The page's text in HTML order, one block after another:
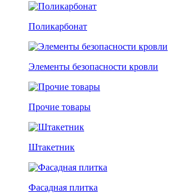
Поликарбонат
Элементы безопасности кровли
Прочие товары
Штакетник
Фасадная плитка